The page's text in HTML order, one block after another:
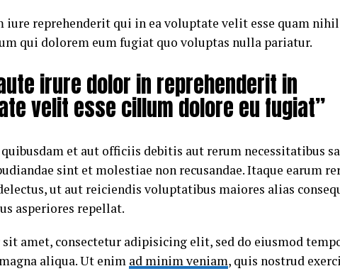
iure reprehenderit qui in ea voluptate velit esse quam
qui dolorem eum fugiat quo voluptas nulla pariatur.
irure dolor in reprehenderit in
velit esse cillum dolore eu fugiat”
et aut officiis debitis aut rerum necessitatibus
sint et molestiae non recusandae. Itaque earum
ut aut reiciendis voluptatibus maiores alias
asperiores repellat.
amet, consectetur adipisicing elit, sed do eiusmod
aliqua. Ut enim ad minim veniam, quis nostrud